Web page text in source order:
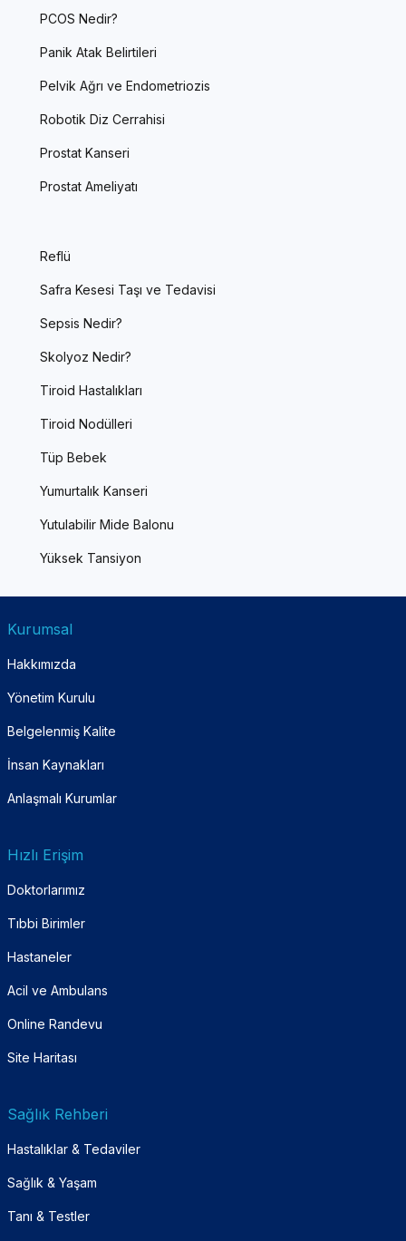
PCOS Nedir?
Panik Atak Belirtileri
Pelvik Ağrı ve Endometriozis
Robotik Diz Cerrahisi
Prostat Kanseri
Prostat Ameliyatı
Reflü
Safra Kesesi Taşı ve Tedavisi
Sepsis Nedir?
Skolyoz Nedir?
Tiroid Hastalıkları
Tiroid Nodülleri
Tüp Bebek
Yumurtalık Kanseri
Yutulabilir Mide Balonu
Yüksek Tansiyon
Kurumsal
Hakkımızda
Yönetim Kurulu
Belgelenmiş Kalite
İnsan Kaynakları
Anlaşmalı Kurumlar
Hızlı Erişim
Doktorlarımız
Tıbbi Birimler
Hastaneler
Acil ve Ambulans
Online Randevu
Site Haritası
Sağlık Rehberi
Hastalıklar & Tedaviler
Sağlık & Yaşam
Tanı & Testler